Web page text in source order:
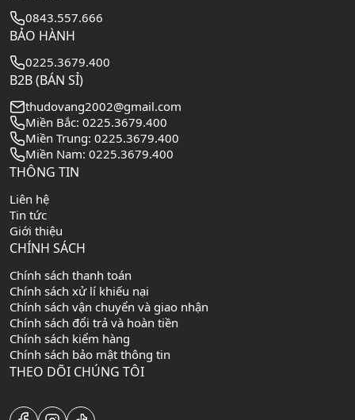
0843.557.666
BẢO HÀNH
0225.3679.400
B2B (BÁN SỈ)
thudovang2002@gmail.com
Miền Bắc: 0225.3679.400
Miền Trung: 0225.3679.400
Miền Nam: 0225.3679.400
THÔNG TIN
Liên hệ
Tin tức
Giới thiệu
CHÍNH SÁCH
Chính sách thanh toán
Chính sách xử lí khiếu nại
Chính sách vận chuyển và giao nhận
Chính sách đổi trả và hoàn tiền
Chính sách kiểm hàng
Chính sách bảo mật thông tin
THEO DÕI CHÚNG TÔI